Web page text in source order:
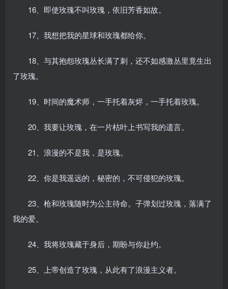
16、即使玫瑰不叫玫瑰，依旧芳香如故。
17、我想把我的星球和玫瑰都给你。
18、与其抱怨玫瑰丛长满了刺，还不如感激丛里竟生出
了玫瑰。
19、时间的魔术师，一手托着灰烬，一手托着玫瑰。
20、我要让玫瑰，在一片枯叶上书写我的遗言。
21、浪漫的不是我，是玫瑰。
22、你是我遥远的，秘密的，不可侵犯的玫瑰。
23、枪和玫瑰随时为公主待命。子弹划过玫瑰，落满了
我的爱。
24、我将玫瑰藏于身后，期盼与你赴约。
25、上帝创造了玫瑰，从此有了浪漫主义者。